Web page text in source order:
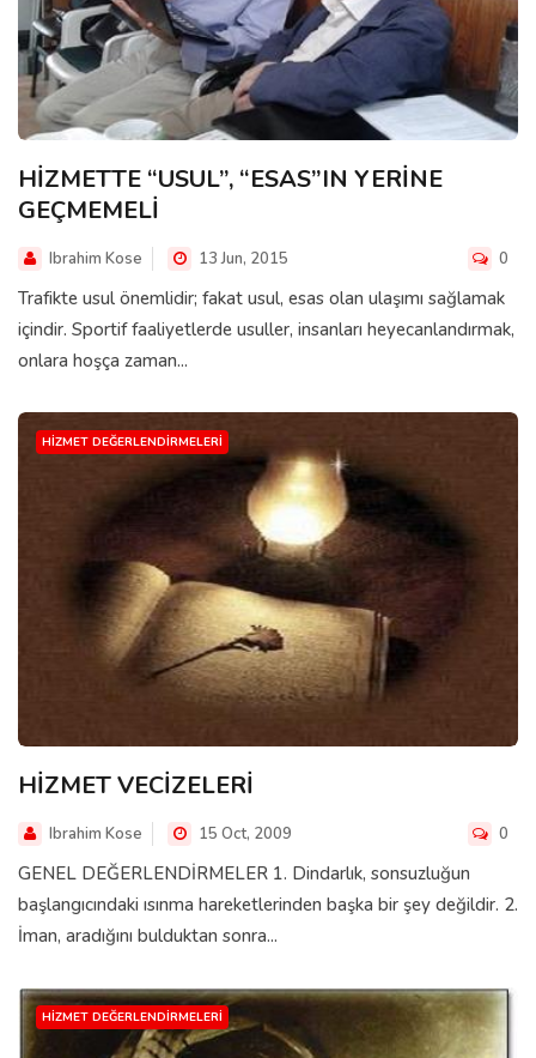
HİZMETTE “USUL”, “ESAS”IN YERİNE
GEÇMEMELİ
Ibrahim Kose 13 Jun, 2015 0
Trafikte usul önemlidir; fakat usul, esas olan ulaşımı sağlamak
içindir. Sportif faaliyetlerde usuller, insanları heyecanlandırmak,
onlara hoşça zaman...
HIZMET DEĞERLENDIRMELERI
HİZMET VECİZELERİ
Ibrahim Kose 15 Oct, 2009 0
GENEL DEĞERLENDİRMELER 1. Dindarlık, sonsuzluğun
başlangıcındaki ısınma hareketlerinden başka bir şey değildir. 2.
İman, aradığını bulduktan sonra...
HIZMET DEĞERLENDIRMELERI